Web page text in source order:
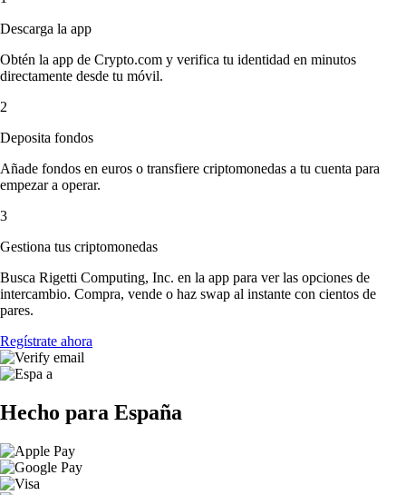
Descarga la app
Obtén la app de Crypto.com y verifica tu identidad en minutos
directamente desde tu móvil.
2
Deposita fondos
Añade fondos en euros o transfiere criptomonedas a tu cuenta para
empezar a operar.
3
Gestiona tus criptomonedas
Busca Rigetti Computing, Inc. en la app para ver las opciones de
intercambio. Compra, vende o haz swap al instante con cientos de
pares.
Regístrate ahora
Hecho para España